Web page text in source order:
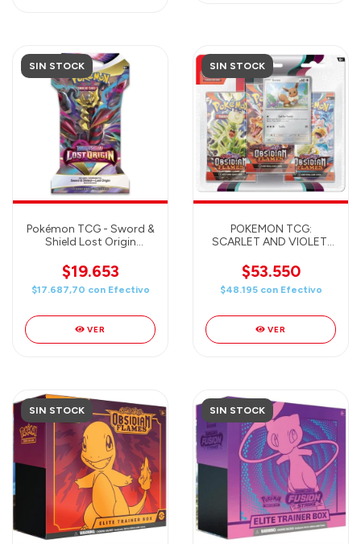
SIN STOCK
Pokémon TCG - Sword &
Shield Lost Origin
$19.653
$17.687,70 con Efectivo
VER
SIN STOCK
POKEMON TCG:
SCARLET AND VIOLET:
PACK BOOSTER BLISTER
(3 BOOSTER +Special
Promo Card)
$53.550
$48.195 con Efectivo
VER
SIN STOCK SIN STOCK